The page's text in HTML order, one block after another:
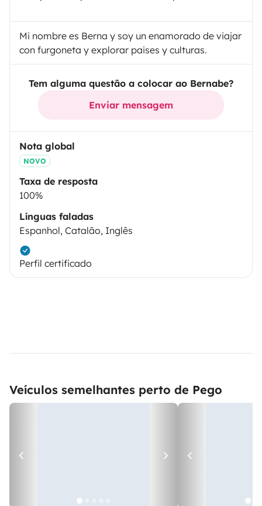
Mi nombre es Berna y soy un enamorado de viajar
con furgoneta y explorar paises y culturas.
Tem alguma questão a colocar ao Bernabe?
Enviar mensagem
Nota global
NOVO
Taxa de resposta
100%
Línguas faladas
Espanhol, Catalão, Inglês
Perfil certificado
Veículos semelhantes perto de Pego